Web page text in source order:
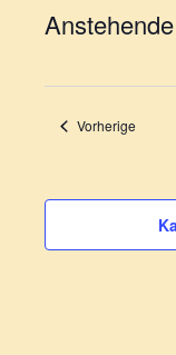
Anstehende
Vorherige